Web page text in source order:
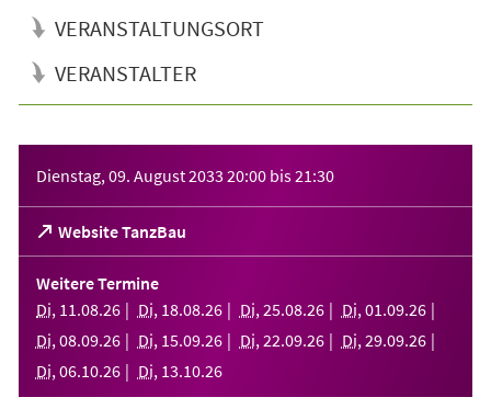
VERANSTALTUNGSORT
VERANSTALTER
Dienstag, 09. August 2033 20:00 bis21:30
Website TanzBau
(Öffnet
in
einem
neuen
Tab)
Weitere Termine
Di, 11 .08.26 Di, 18.08.26 Di, 25.08.26 Di, 01 .09.26
Di, 08.09.26 Di, 15.09.26 Di, 22.09.26 Di, 29.09.26
Di, 06.10.26 Di, 13.10.26